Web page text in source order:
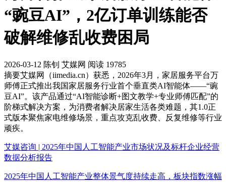
“豌豆AI”，2亿订单训练能否
破解维修乱收费困局
2026-03-12 陈钊 艾媒网 阅读 19785
摘要艾媒网（iimedia.cn）获悉，2026年3月，家居服务平台万
师傅正式推出我国家居服务行业首个垂直类AI智能体——“豌
豆AI”。该产品通过“AI智能诊断+图文教学+专业师傅匹配”的
阶梯式解决方案，为消费者解决居家生活各类难题，其1.0正
式版本聚焦家电维修场景，重点攻克乱收费、反复维修等行业
顽疾。
艾媒咨询 | 2025年中国人工智能产业市场状况及标杆企业经营
数据分析报告
2025年中国人工智能产业整体景气度持续走高，板块指数涨幅